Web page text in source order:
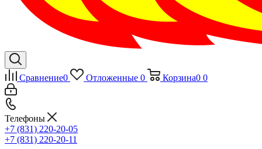
Сравнение0 Отложенные 0 Корзина0 0
Телефоны
+7 (831) 220-20-05
+7 (831) 220-20-11